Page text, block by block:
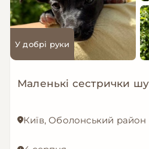
У добрі руки
Київ, Оболонський район